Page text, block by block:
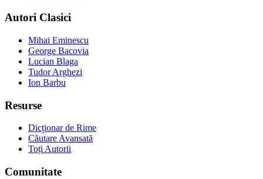
Autori Clasici
Mihai Eminescu
George Bacovia
Lucian Blaga
Tudor Arghezi
Ion Barbu
Resurse
Dicționar de Rime
Căutare Avansată
Toți Autorii
Comunitate